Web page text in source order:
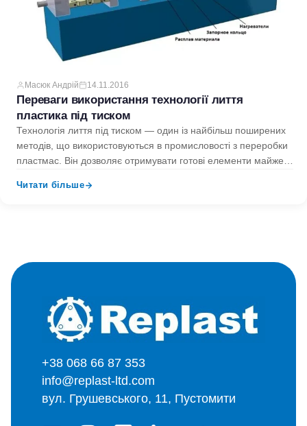
Масюк Андрій 14.11.2016
Переваги використання технології лиття
пластика під тиском
Технологія лиття під тиском — один із найбільш поширених
методів, що використовуються в промисловості з переробки
пластмас. Він дозволяє отримувати готові елементи майже
Читати більше
+38 068 66 87 353
info@replast-ltd.com
вул. Грушевського, 11, Пустомити